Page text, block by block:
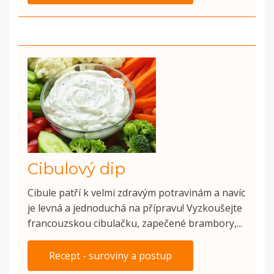
Cibulový dip
Cibule patří k velmi zdravým potravinám a navíc
je levná a jednoduchá na přípravu! Vyzkoušejte
francouzskou cibulačku, zapečené brambory,...
Recept - suroviny a postup